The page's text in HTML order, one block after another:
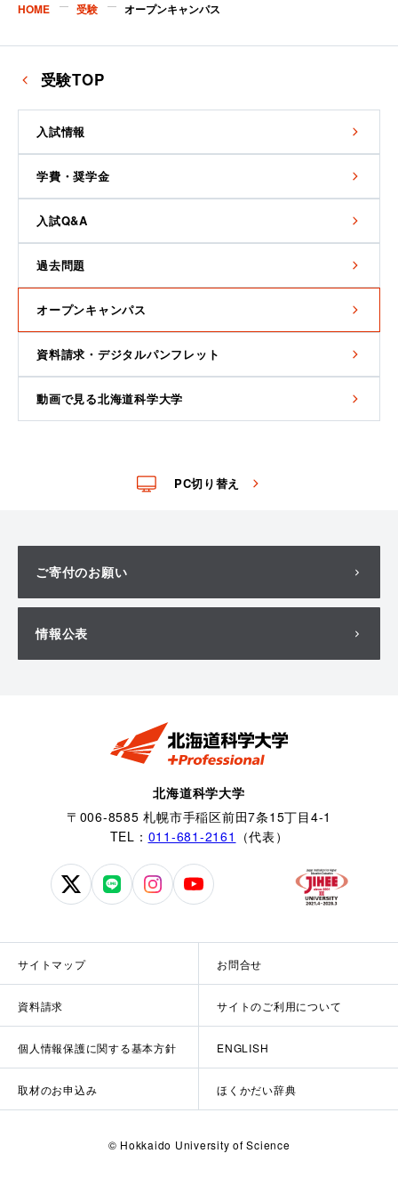
HOME 受験 オープンキャンパス
受験TOP
入試情報
学費・奨学金
入試Q&A
過去問題
オープンキャンパス
資料請求・デジタルパンフレット
動画で見る北海道科学大学
PC切り替え
ご寄付のお願い
情報公表
北海道科学大学
〒006-8585 札幌市手稲区前田7条15丁目4-1
TEL： 011-681-2161 （代表）
北
科
学
公
式
X
北
学
公
式
北
学
公
式
北
学
式
YouTube
サイトマップ お問合せ
資料請求 サイトのご利用について
個人情報保護に関する基本方針 ENGLISH
取材のお申込み ほくかだい辞典
© Hokkaido University of Science